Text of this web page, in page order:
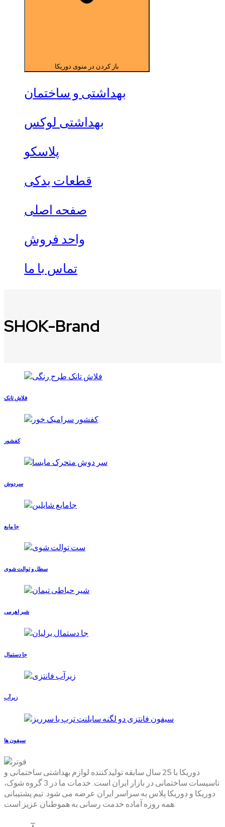
باز کردن در منوی دوریکا
بهداشتی و ساختمان
بهداشتی لوکس
پلاسکو
قطعات یدکی
صفحه اصلی
واحد فروش
تماس با ما
SHOK-Brand
فلاش تانک
کفشور
سردوش
جا مایع
سطل و توالت شوی
شیر اهرمی
جا دستمال
زیرآب
سیفون ها
دوریکا با 25 سال سابقه تولیدکننده لوازم بهداشتی ساختمانی و
تاسیسات ساختمانی در بازار ایران است. خدمات ما در 3 گروه شوک،
دوریکا و دوریکا پلاس به سراسر ایران عرضه می شود. تیم پشتیبانی
همه روزه آماده خدمت رسانی به هموطنان عزیز است.